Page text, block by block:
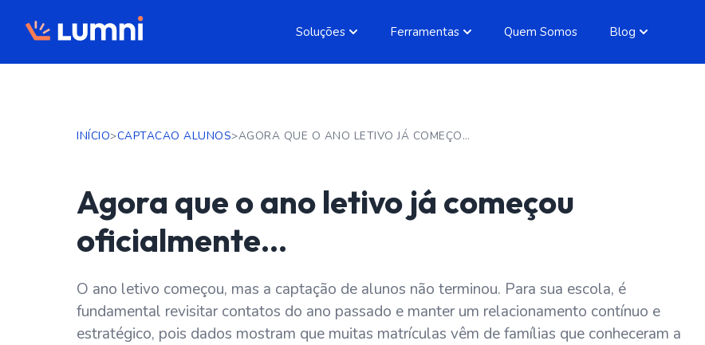
Soluções Ferramentas Quem Somos Blog
INÍCIO>CAPTACAO ALUNOS> AGORA QUE O ANO LETIVO JÁ COMEÇOU OFICIALMENTE…
Agora que o ano letivo já começou
oficialmente…
O ano letivo começou, mas a captação de alunos não terminou. Para sua escola, é
fundamental revisitar contatos do ano passado e manter um relacionamento contínuo e
estratégico, pois dados mostram que muitas matrículas vêm de famílias que conheceram a